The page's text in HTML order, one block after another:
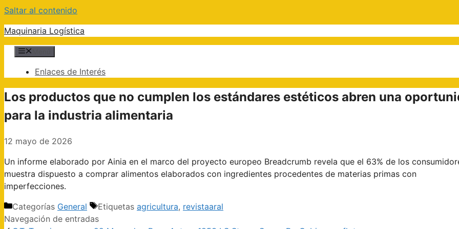
Saltar al contenido
Maquinaria Logística
Enlaces de Interés
Los productos que no cumplen los estándares estéticos abren una
para la industria alimentaria
12 mayo de 2026
Un informe elaborado por Ainia en el marco del proyecto europeo Breadcrumb revela que el 63% de los
muestra dispuesto a comprar alimentos elaborados con ingredientes procedentes de materias primas con
imperfecciones.
Categorías General Etiquetas agricultura, revistaaral
Navegación de entradas